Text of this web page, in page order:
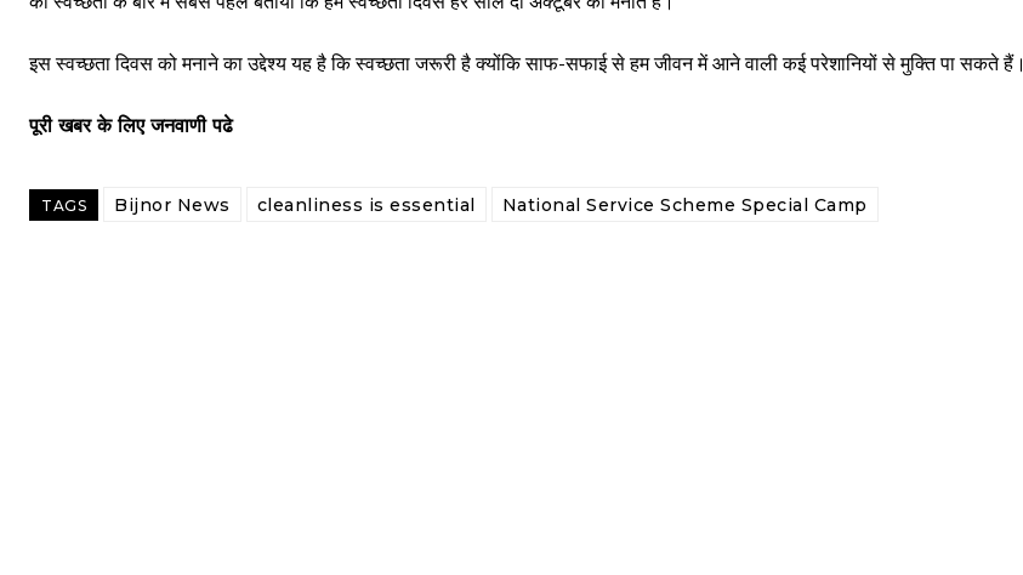
इस स्वच्छता दिवस को मनाने का उद्देश्य यह है कि स्वच्छता जरूरी है क्योंकि साफ-सफाई से हम जीवन में आने वाली कई परेशानियों से मुक्ति पा सकते हैं।
पूरी खबर के लिए जनवाणी पढे
TAGS Bijnor News cleanliness is essential National Service Scheme Special Camp